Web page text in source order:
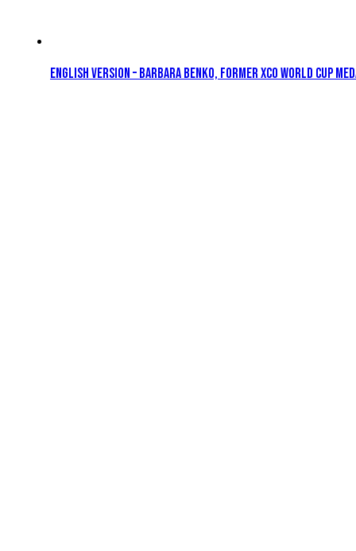
English version – Barbara Benko, former XCO World Cup